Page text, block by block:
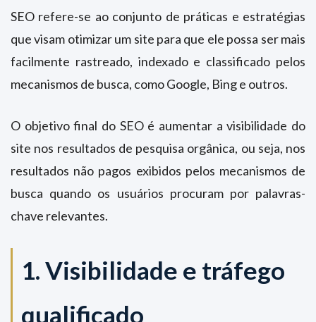
SEO refere-se ao conjunto de práticas e estratégias
que visam otimizar um site para que ele possa ser mais
facilmente rastreado, indexado e classificado pelos
mecanismos de busca, como Google, Bing e outros.
O objetivo final do SEO é aumentar a visibilidade do
site nos resultados de pesquisa orgânica, ou seja, nos
resultados não pagos exibidos pelos mecanismos de
busca quando os usuários procuram por palavras-
chave relevantes.
1. Visibilidade e tráfego
qualificado